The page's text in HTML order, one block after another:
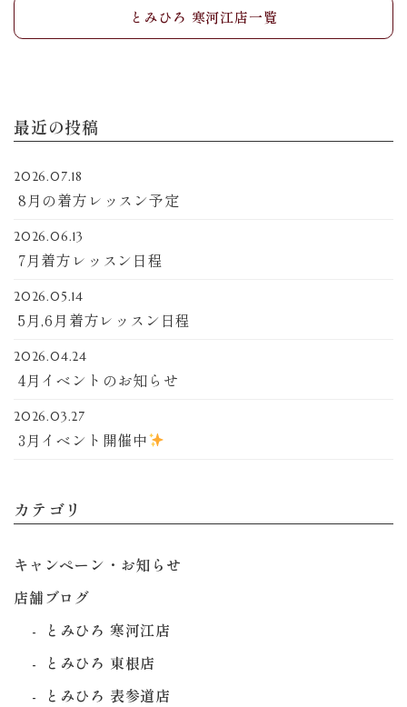
とみひろ 寒河江店一覧
最近の投稿
2026.07.18
8月の着方レッスン予定
2026.06.13
7月着方レッスン日程
2026.05.14
5月,6月着方レッスン日程
2026.04.24
4月イベントのお知らせ
2026.03.27
3月イベント開催中
カテゴリ
キャンペーン・お知らせ
店舗ブログ
とみひろ 寒河江店
とみひろ 東根店
とみひろ 表参道店